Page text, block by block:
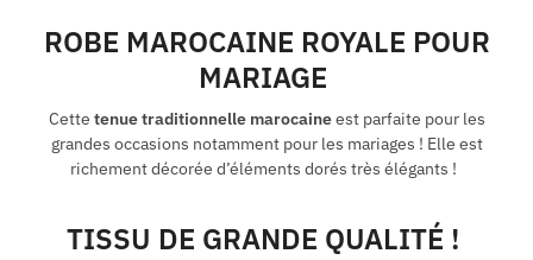
ROBE MAROCAINE ROYALE POUR
MARIAGE
Cette tenue traditionnelle marocaineest parfaite pour les
grandes occasions notamment pour les mariages ! Elle est
richement décorée d’éléments dorés très élégants !
TISSU DE GRANDE QUALITÉ !